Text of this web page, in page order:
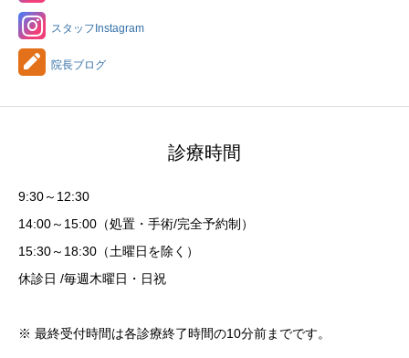
スタッフInstagram
院長ブログ
診療時間
9:30～12:30
14:00～15:00（処置・手術/完全予約制）
15:30～18:30（土曜日を除く）
休診日 /毎週木曜日・日祝
※ 最終受付時間は各診療終了時間の10分前までです。